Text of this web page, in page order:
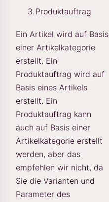
Produktauftrag
Ein Artikel wird auf Basis
einer Artikelkategorie
erstellt. Ein
Produktauftrag wird auf
Basis eines Artikels
erstellt. Ein
Produktauftrag kann
auch auf Basis einer
Artikelkategorie erstellt
werden, aber das
empfehlen wir nicht, da
Sie die Varianten und
Parameter des